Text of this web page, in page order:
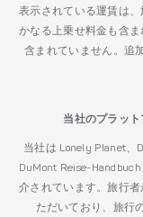
表示されている運賃は
かなる上乗せ料金も含
含まれていません。追
当社のプラッ
当社は Lonely Planet、
DuMont Reise-
介されています。旅行
ただいており、旅行